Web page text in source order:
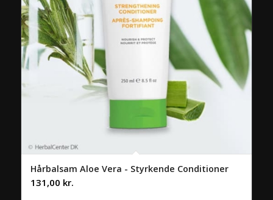
Hårbalsam Aloe Vera - Styrkende Conditioner
131,00 kr.